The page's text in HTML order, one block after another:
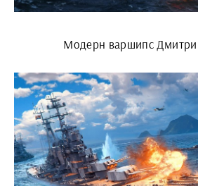
Модерн варшипс